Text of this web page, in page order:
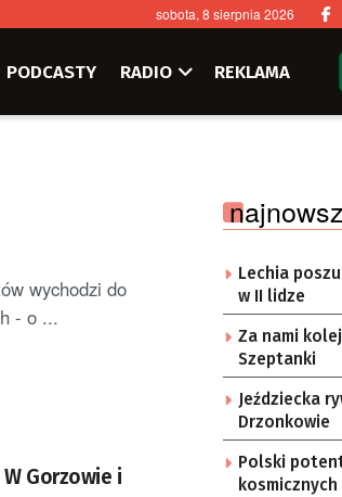
sobota, 8 sierpnia 2026
PODCASTY RADIO REKLAMA
wychodzi do
- o ...
Gorzowie i
Lechia
w II lidze
Za nami
Szeptanki
Jeździecka
Drzonkowie
Polski